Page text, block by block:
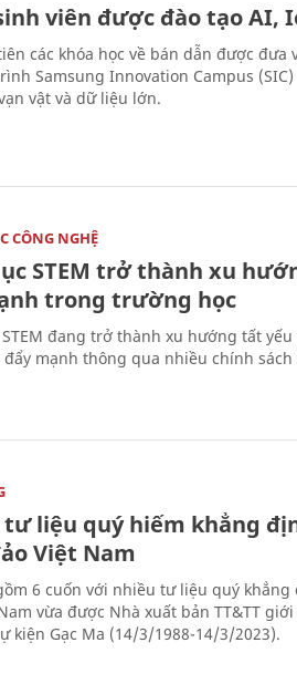
viên được đào tạo AI,
các khóa học về bán dẫn được đưa
Samsung Innovation Campus
vật và dữ liệu lớn.
CÔNG NGHỆ
STEM trở thành xu
trong trường học
STEM đang trở thành xu hướng tất
đẩy mạnh thông qua nhiều chính
liệu quý hiếm khẳng
Việt Nam
6 cuốn với nhiều tư liệu quý
vừa được Nhà xuất bản TT&TT
kiện Gạc Ma (14/3/1988-14/3/2023).